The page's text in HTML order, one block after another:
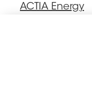
ACTIA Energy